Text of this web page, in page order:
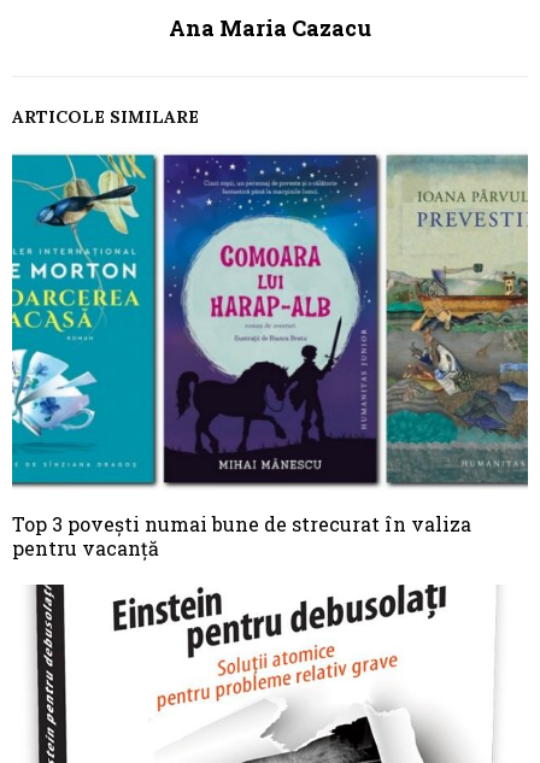
Ana Maria Cazacu
ARTICOLE SIMILARE
Top 3 poveşti numai bune de strecurat în valiza
pentru vacanţă